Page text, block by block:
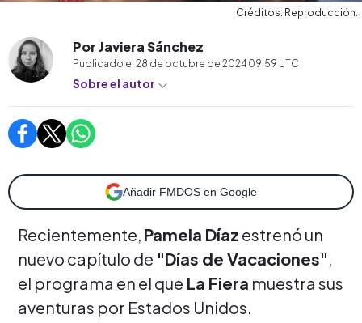
Créditos: Reproducción.
Por Javiera Sánchez
Publicado el 28 de octubre de 2024 09:59 UTC
Sobre el autor
Añadir FMDOS en Google
Recientemente, Pamela Díaz estrenó un
nuevo capítulo de "Días de Vacaciones",
el programa en el que La Fiera muestra sus
aventuras por Estados Unidos.